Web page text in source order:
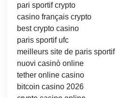
pari sportif crypto
casino français crypto
best crypto casino
paris sportif ufc
meilleurs site de paris sportif
nuovi casinò online
tether online casino
bitcoin casino 2026